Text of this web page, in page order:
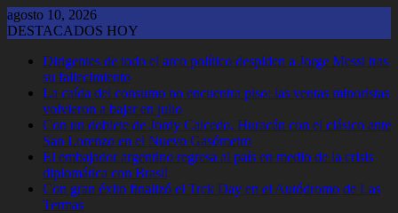
Saltar
al
agosto 10, 2026
DESTACADOS HOY
Dirigentes de todo el arco político despiden a Jorge Messi tras
su fallecimiento
La caída del consumo no encuentra piso: las ventas minoristas
volvieron a bajar en julio
Con un doblete de Jordy Caicedo, Huracán con el clásico ante
San Lorenzo en el Nuevo Gasómetro
El embajador argentino regresa al país en medio de la crisis
diplomática con Brasil
Con gran éxito finalizó el Trck Day en el Autódromo de Las
Termas